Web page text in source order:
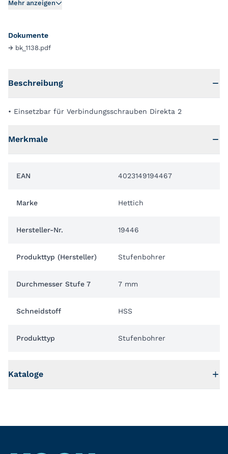
Mehr anzeigen
Dokumente
→ bk_1138.pdf
Beschreibung
• Einsetzbar für Verbindungsschrauben Direkta 2
Merkmale
EAN 4023149194467
Marke Hettich
Hersteller-Nr. 19446
Produkttyp (Hersteller) Stufenbohrer
Durchmesser Stufe 7 7 mm
Schneidstoff HSS
Produkttyp Stufenbohrer
Kataloge